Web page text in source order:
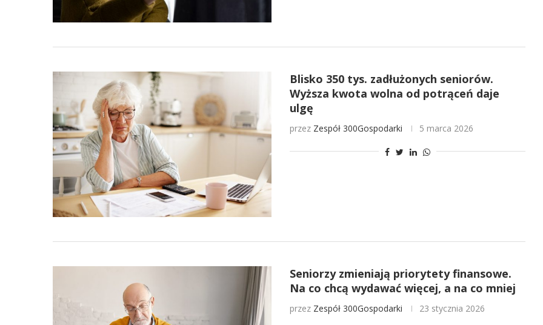
Blisko 350 tys. zadłużonych seniorów.
Wyższa kwota wolna od potrąceń daje
ulgę
przez Zespół 300Gospodarki 5 marca 2026
Seniorzy zmieniają priorytety finansowe.
Na co chcą wydawać więcej, a na co mniej
przez Zespół 300Gospodarki 23 stycznia 2026